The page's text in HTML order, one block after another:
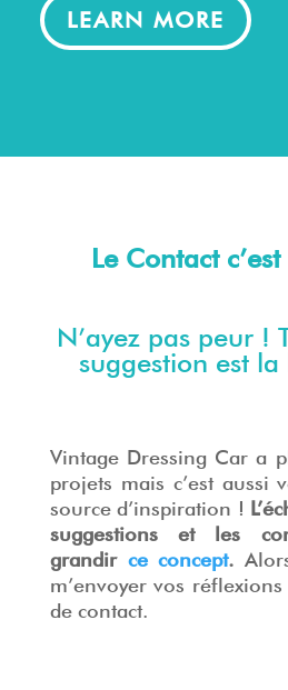
LEARN MORE
Le Contact
N’ayez pas peur !
suggestion est
Vintage Dressing Car a
projets mais c’est aussi
source d’inspiration !
suggestions et les
grandir ce concept.
m’envoyer vos
de contact.